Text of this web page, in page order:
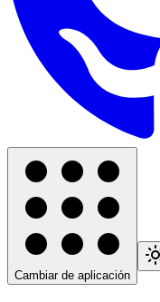
Cambiar de aplicación